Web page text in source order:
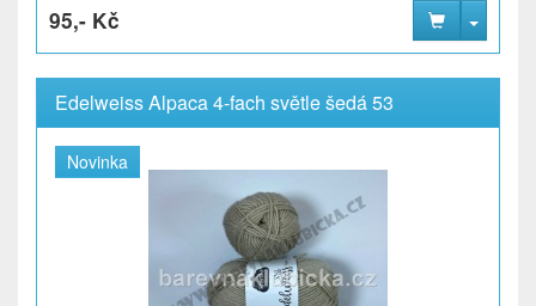
95,- Kč
Edelweiss Alpaca 4-fach světle šedá 53
Novinka